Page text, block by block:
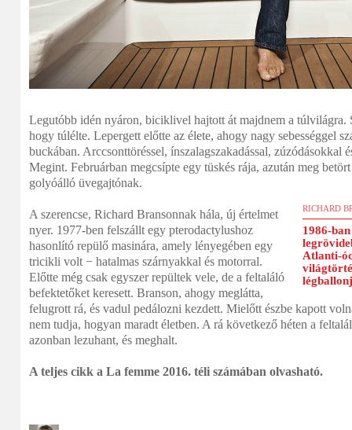
Legutóbb idén nyáron, biciklivel hajtott át majdnem a túlvilágra.
hogy túlélte. Lepergett előtte az élete, ahogy nagy sebességgel
buckában. Arccsonttöréssel, ínszalagszakadással, zúzódásokkal
Megint. Februárban megcsípte egy tüskés rája, azután meg
golyóálló üvegajtónak.
RICHARD
1986-
Atlanti-
A szerencse, Richard Bransonnak hála, új értelmet
nyer. 1977-ben felszállt egy pterodactylushoz
hasonlító repülő masinára, amely lényegében egy
tricikli volt − hatalmas szárnyakkal és motorral.
Előtte még csak egyszer repültek vele, de a feltaláló
befektetőket keresett. Branson, ahogy meglátta,
felugrott rá, és vadul pedálozni kezdett. Mielőtt észbe kapott
nem tudja, hogyan maradt életben. A rá következő héten a
azonban lezuhant, és meghalt.
A teljes cikk a La femme 2016. téli számában olvasható.